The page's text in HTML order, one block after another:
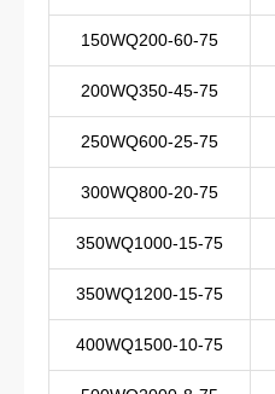
150WQ200-60-75
200WQ350-45-75
250WQ600-25-75
300WQ800-20-75
350WQ1000-15-75
350WQ1200-15-75
400WQ1500-10-75